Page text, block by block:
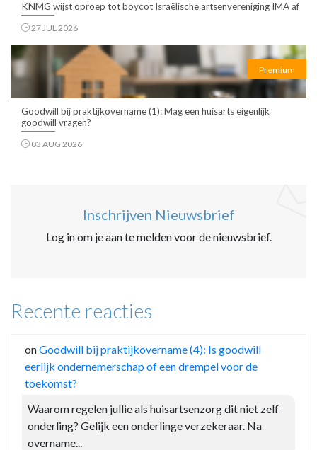
KNMG wijst oproep tot boycot Israëlische artsenvereniging IMA af
27 JUL 2026
Premium
Goodwill bij praktijkovername (1): Mag een huisarts eigenlijk
goodwill vragen?
03 AUG 2026
Inschrijven Nieuwsbrief
Log in om je aan te melden voor de nieuwsbrief.
Recente reacties
onGoodwill bij praktijkovername (4): Is goodwill
eerlijk ondernemerschap of een drempel voor de
toekomst?
Waarom regelen jullie als huisartsenzorg dit niet zelf
onderling? Gelijk een onderlinge verzekeraar. Na
overname...